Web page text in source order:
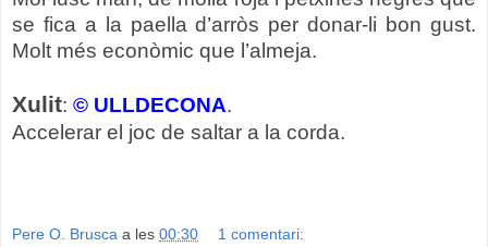
se fica a la paella d’arròs per donar-li bon gust.
Molt més econòmic que l’almeja.
Xulit: © ULLDECONA.
Accelerar el joc de saltar a la corda.
Pere O. Brusca a les 00:30 1 comentari: